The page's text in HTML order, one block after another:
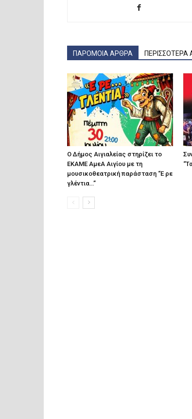
ΠΑΡΟΜΟΙΑ ΑΡΘΡΑ
Ο Δήμος Αιγιαλείας στηρίζει το
ΕΚΑΜΕ ΑμεΑ Αιγίου με τη
μουσικοθεατρική παράσταση “Ε ρε
γλέντια…”